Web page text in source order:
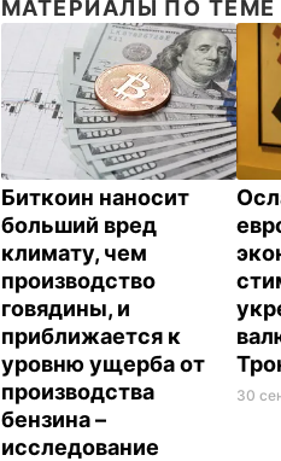
МАТЕРИАЛЫ ПО ТЕМЕ
Биткоин наносит
больший вред
климату, чем
производство
говядины, и
приближается к
уровню ущерба от
производства
бензина –
исследование
30